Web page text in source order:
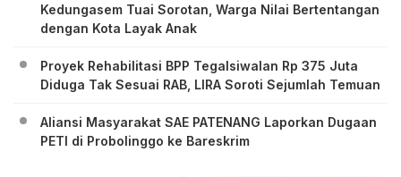
Kedungasem Tuai Sorotan, Warga Nilai Bertentangan
dengan Kota Layak Anak
Proyek Rehabilitasi BPP Tegalsiwalan Rp 375 Juta
Diduga Tak Sesuai RAB, LIRA Soroti Sejumlah Temuan
Aliansi Masyarakat SAE PATENANG Laporkan Dugaan
PETI di Probolinggo ke Bareskrim